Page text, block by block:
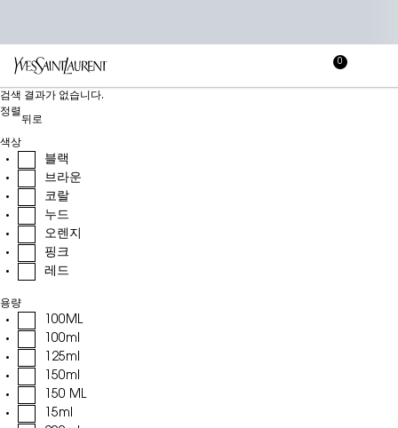
바
0
메인 콘텐츠
검색 결과가 없습니다.
정렬
뒤로
색상
블랙
브라운
코랄
누드
오렌지
핑크
레드
용량
100ML
100ml
125ml
150ml
150 ML
15ml